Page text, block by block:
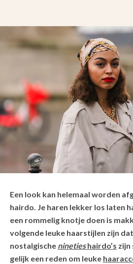
Een look kan helemaal worden
hairdo. Je haren lekker los laten
een rommelig knotje doen is
volgende leuke haarstijlen zijn
nostalgische ninetieshairdo’s zijn
gelijk een reden om leuke